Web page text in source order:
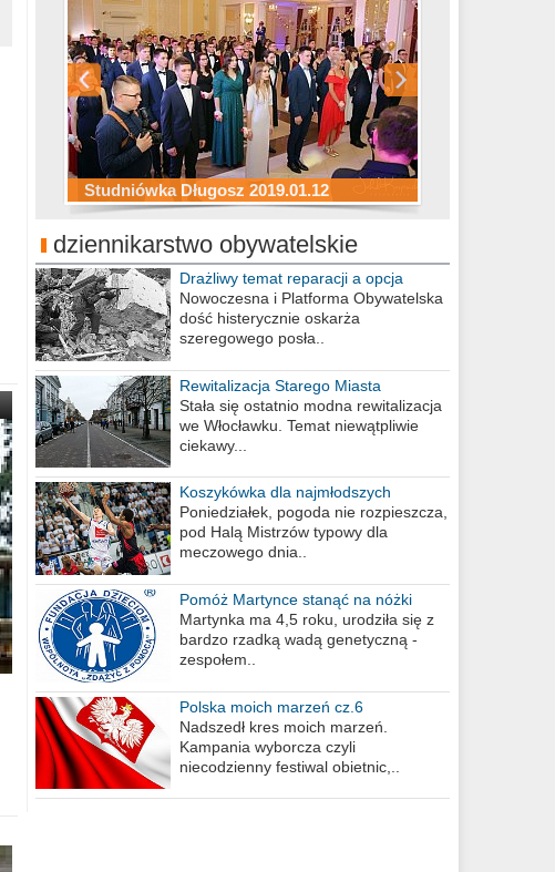
Studniówka Długosz 2019.01.12
ZS Budowlanych 2019.01.12
Studniówka LZK 2019.01.11
dziennikarstwo obywatelskie
Drażliwy temat reparacji a opcja
berlińska
Nowoczesna i Platforma Obywatelska
dość histerycznie oskarża
szeregowego posła..
Rewitalizacja Starego Miasta
Stała się ostatnio modna rewitalizacja
we Włocławku. Temat niewątpliwie
ciekawy...
Koszykówka dla najmłodszych
Poniedziałek, pogoda nie rozpieszcza,
pod Halą Mistrzów typowy dla
meczowego dnia..
Pomóż Martynce stanąć na nóżki
Martynka ma 4,5 roku, urodziła się z
bardzo rzadką wadą genetyczną -
zespołem..
Polska moich marzeń cz.6
Nadszedł kres moich marzeń.
Kampania wyborcza czyli
niecodzienny festiwal obietnic,..